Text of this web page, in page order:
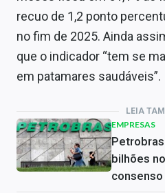
recuo de 1,2 ponto
no fim de 2025. Ainda
que o indicador “tem se
em patamares saudáveis”.
LEIA
EMPRESAS
bilhões
consenso